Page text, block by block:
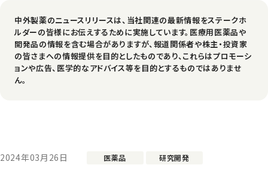
中外製薬のニュースリリースは、当社関連の最新情報をステークホ
ルダーの皆様にお伝えするために実施しています。医療用医薬品や
開発品の情報を含む場合がありますが、報道関係者や株主・投資家
の皆さまへの情報提供を目的としたものであり、これらはプロモーシ
ョンや広告、医学的なアドバイス等を目的とするものではありませ
ん。
2024年03月26日 医薬品 研究開発